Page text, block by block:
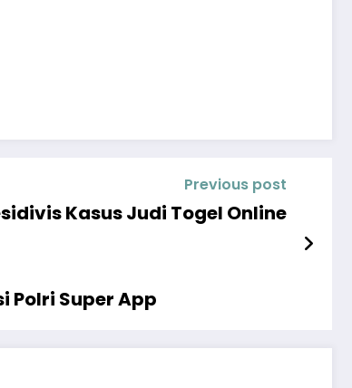
Previous post
Kasus Judi Togel Online
Polri Super App